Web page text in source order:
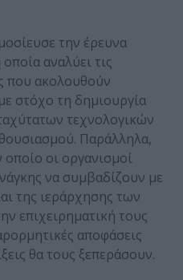
την έρευνα
οποία αναλύει τις
που ακολουθούν
στόχο τη δημιουργία
τεχνολογικών
Παράλληλα,
οποίο οι οργανισμοί
να συμβαδίζουν με
της ιεράρχησης των
επιχειρηματική τους
αποφάσεις
θα τους ξεπεράσουν.